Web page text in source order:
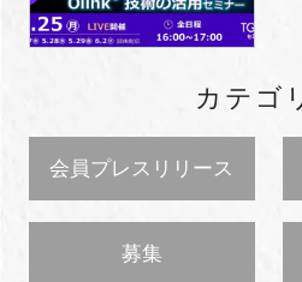
カテゴ
会員プレスリリース
募集